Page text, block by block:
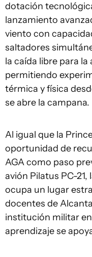
dotación
lanzamiento
viento con
saltadores
la caída libre para
permitiendo
térmica y física
se abre la campana.
Al igual que la
oportunidad de
AGA como paso
avión Pilatus PC-
ocupa un lugar
docentes de
institución militar
aprendizaje se